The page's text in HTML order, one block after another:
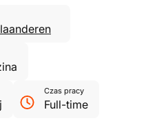
Czas pracy
Full-time